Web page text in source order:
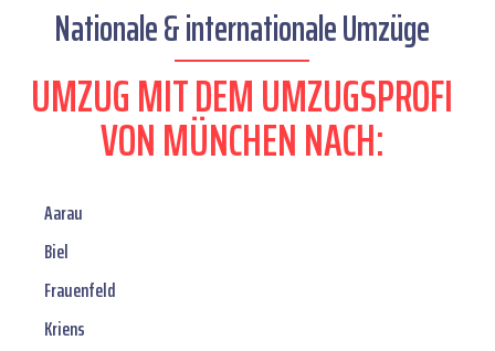
Nationale & internationale Umzüge
UMZUG MIT DEM UMZUGSPROFI
VON MÜNCHEN NACH:
Aarau
Biel
Frauenfeld
Kriens